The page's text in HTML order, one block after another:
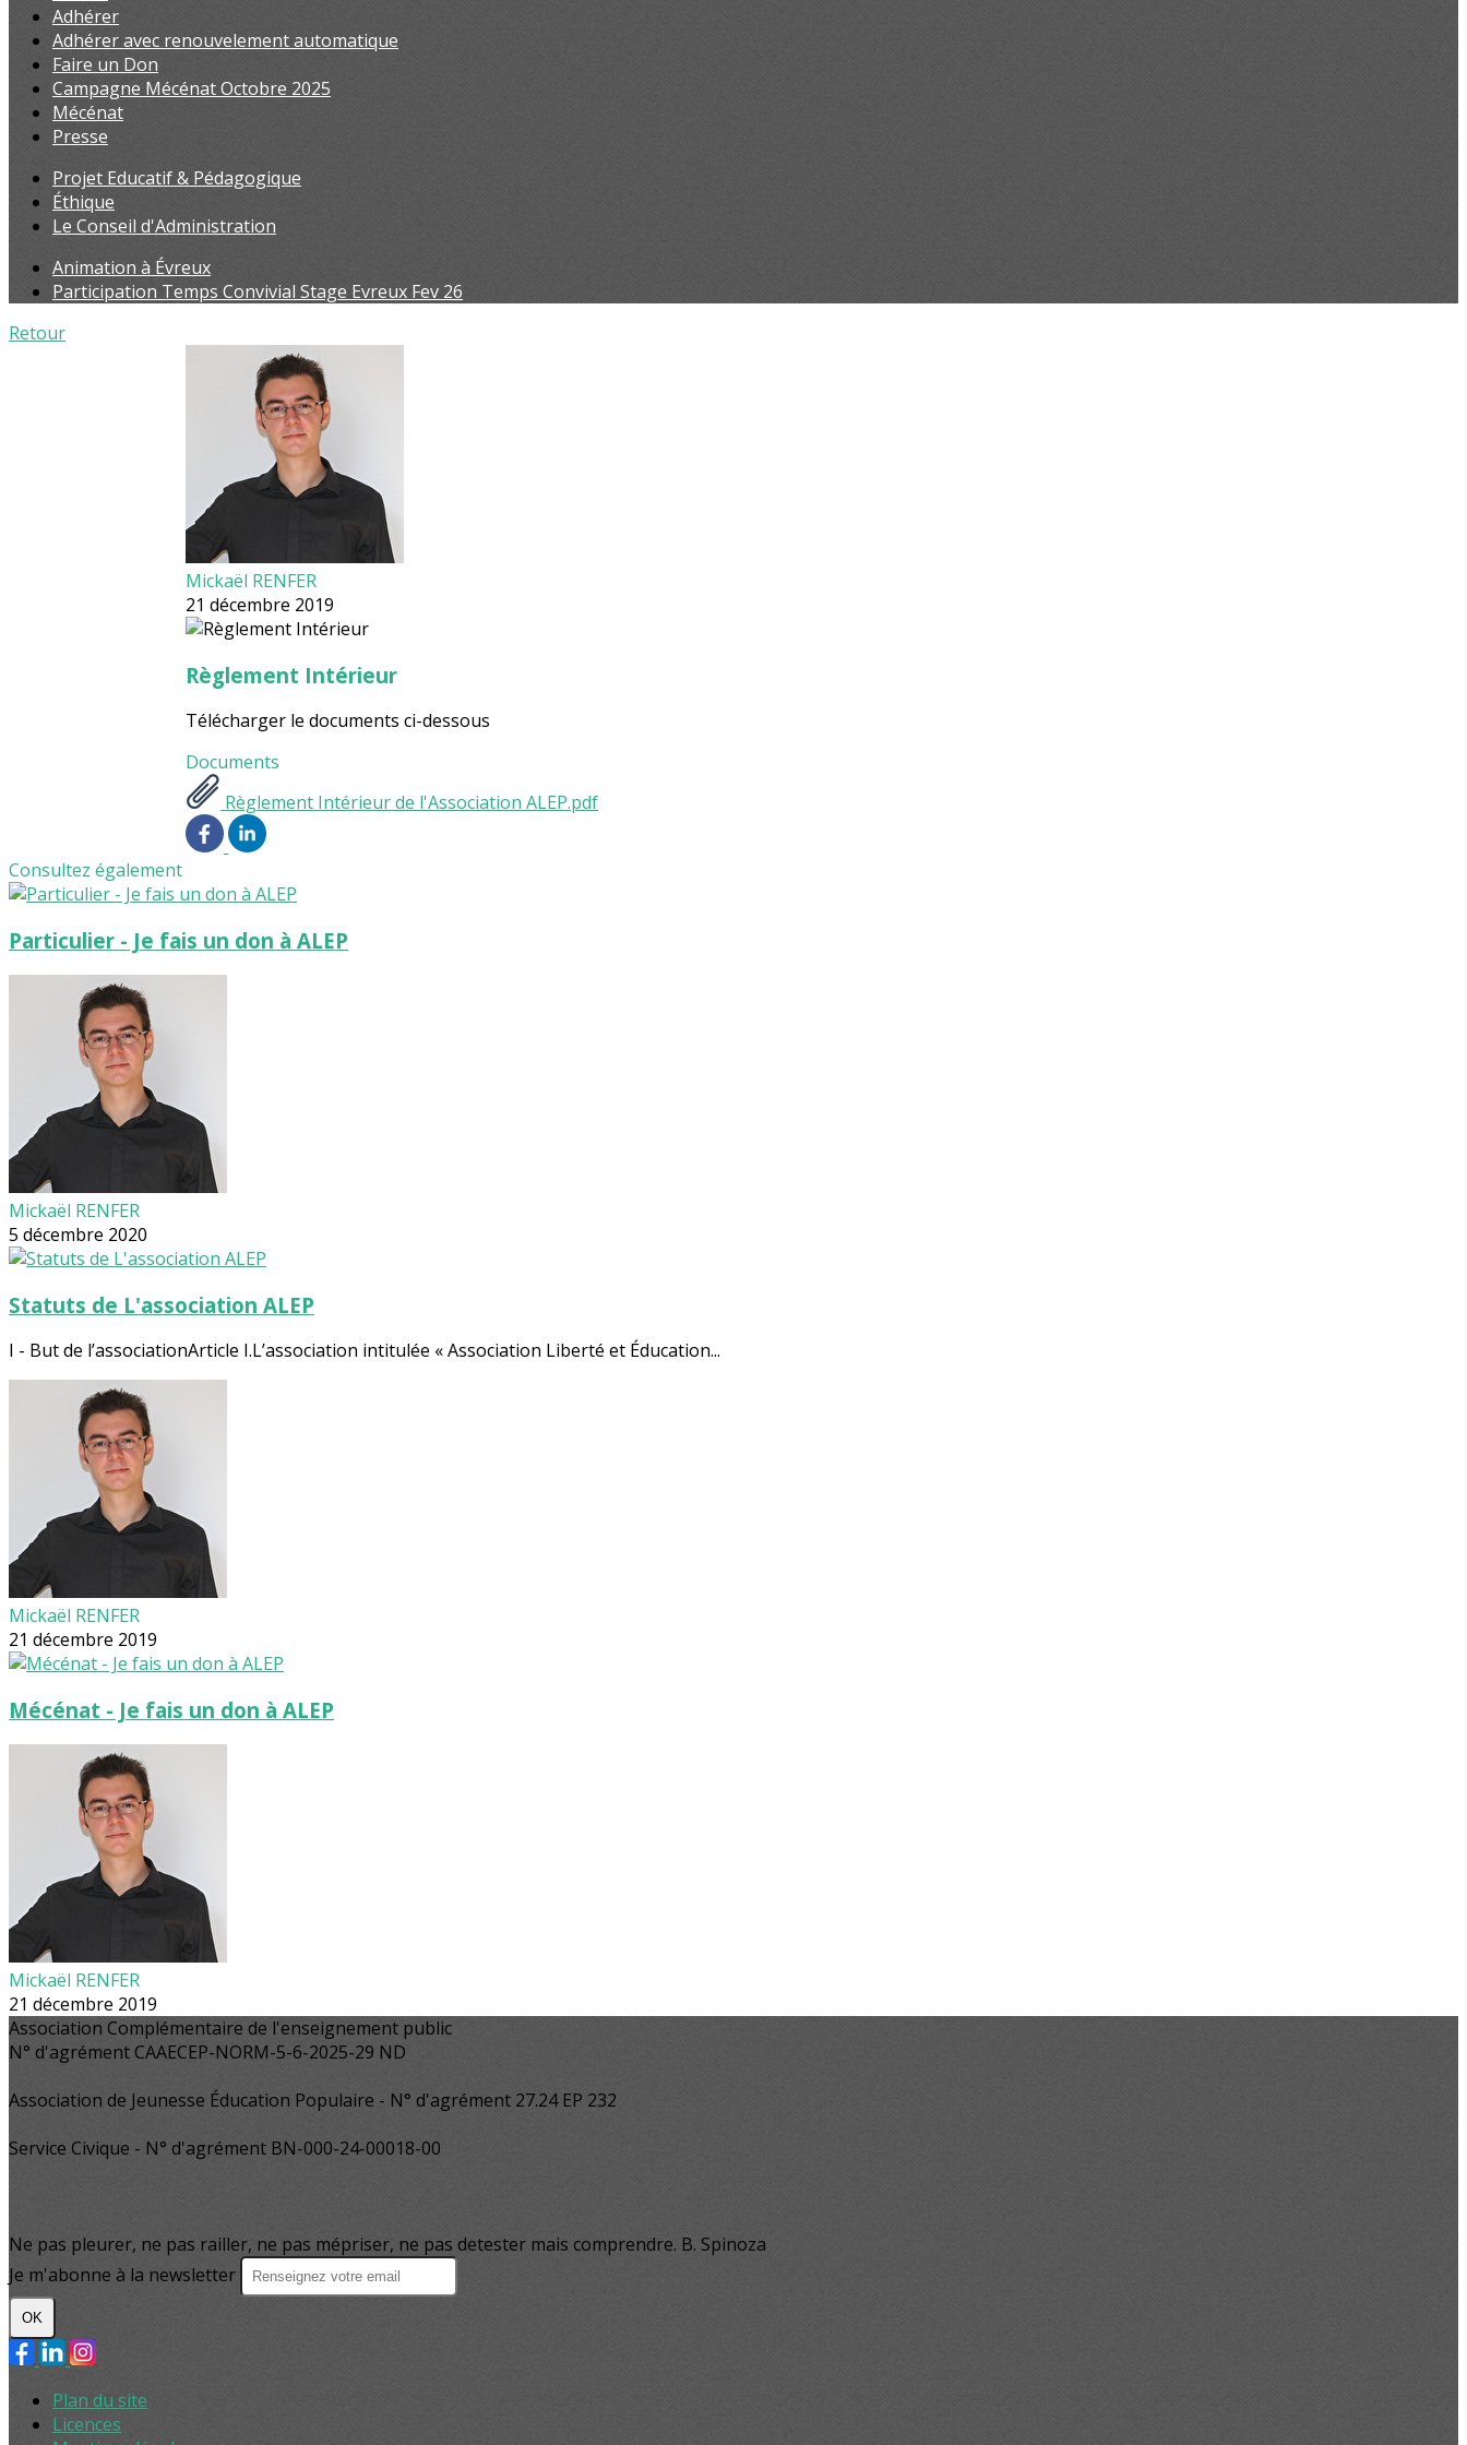
Adhérer
Adhérer avec renouvelement automatique
Faire un Don
Campagne Mécénat Octobre 2025
Mécénat
Presse
Projet Educatif & Pédagogique
Éthique
Le Conseil d'Administration
Animation à Évreux
Participation Temps Convivial Stage Evreux Fev 26
Retour
Mickaël RENFER
21 décembre 2019
Règlement Intérieur
Télécharger le documents ci-dessous
Documents
Règlement Intérieur de l'Association ALEP.pdf
Consultez également
Particulier - Je fais un don à ALEP
Mickaël RENFER
5 décembre 2020
Statuts de L'association ALEP
I - But de l’associationArticle I.L’association intitulée « Association Liberté et Éducation...
Mickaël RENFER
21 décembre 2019
Mécénat - Je fais un don à ALEP
Mickaël RENFER
21 décembre 2019
Association Complémentaire de l'enseignement public
N° d'agrément CAAECEP-NORM-5-6-2025-29 ND
Association de Jeunesse Éducation Populaire - N° d'agrément 27.24 EP 232
Service Civique - N° d'agrément BN-000-24-00018-00
Ne pas pleurer, ne pas railler, ne pas mépriser, ne pas detester mais comprendre. B. Spinoza
Je m'abonne à la newsletter
OK
Plan du site
Licences